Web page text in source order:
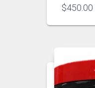
$450.00